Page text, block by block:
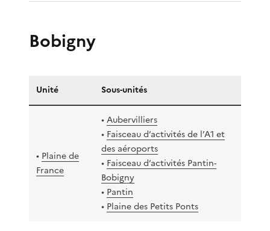
Bobigny
Unité Sous-unités
• Plaine de
France
•Aubervilliers
• Faisceau d’activités de l’A1 et
des aéroports
• Faisceau d’activités Pantin-
Bobigny
• Pantin
• Plaine des Petits Ponts